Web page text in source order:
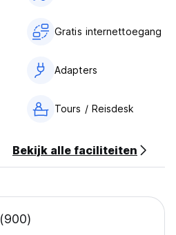
Gratis internettoegang
Adapters
Tours / Reisdesk
Bekijk alle faciliteiten
(900)